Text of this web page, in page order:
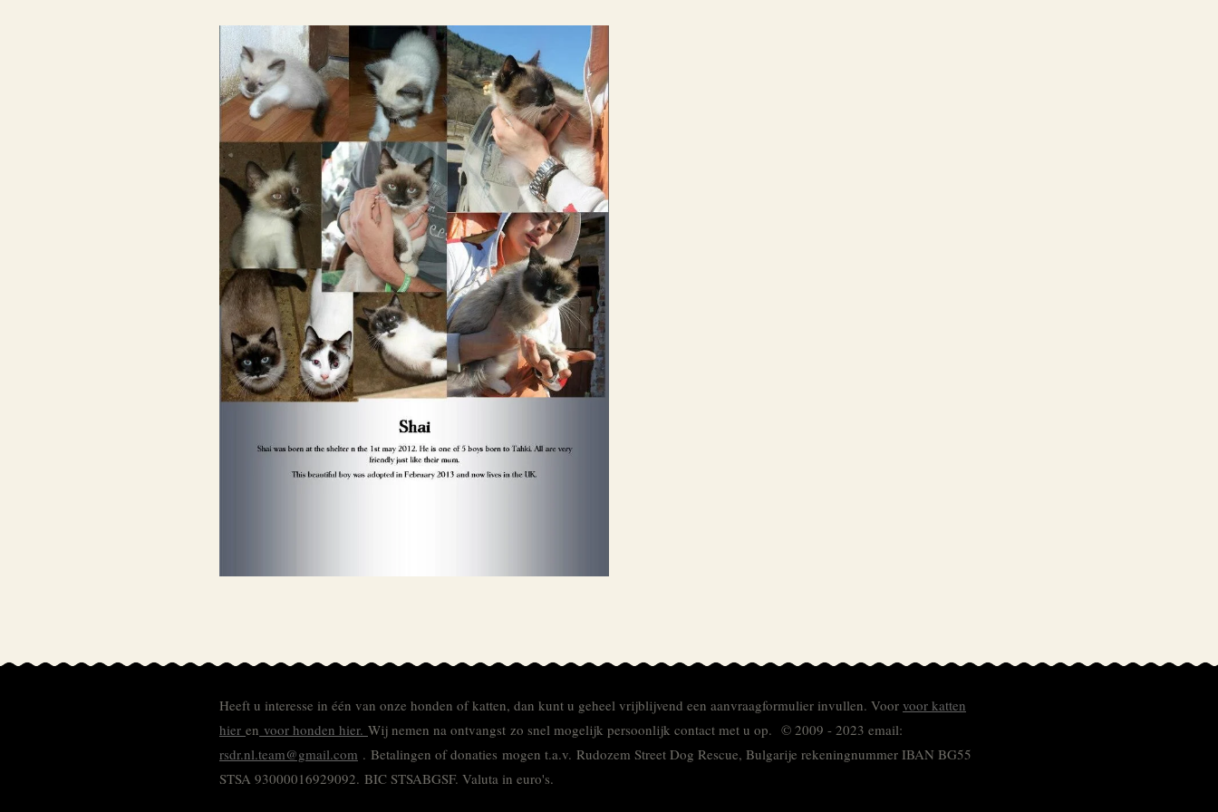
Heeft u interesse in één van onze honden of katten, dan kunt u geheel vrijblijvend een aanvraagformulier invullen. Voor voor katten
hier en voor honden hier. Wij nemen na ontvangst zo snel mogelijk persoonlijk contact met u op. © 2009 - 2023 email:
rsdr.nl.team@gmail.com . Betalingen of donaties mogen t.a.v. Rudozem Street Dog Rescue, Bulgarije rekeningnummer IBAN BG55
STSA 93000016929092. BIC STSABGSF. Valuta in euro's.